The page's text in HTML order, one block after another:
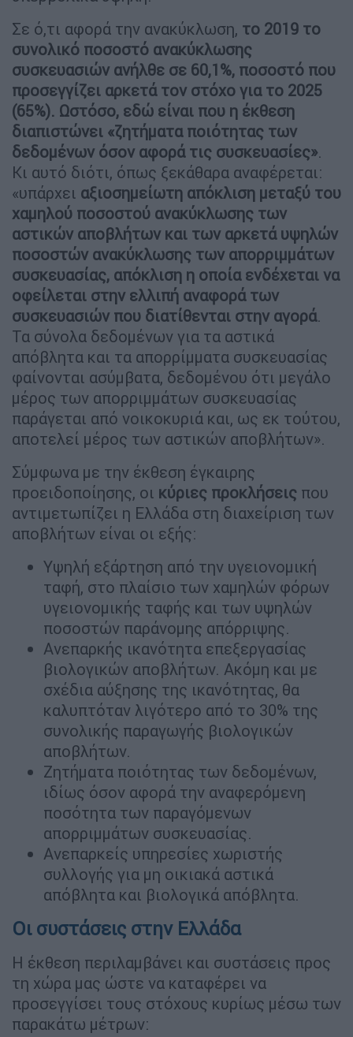
Σε ό,τι αφορά την ανακύκλωση, το 2019 το
συνολικό ποσοστό ανακύκλωσης
συσκευασιών ανήλθε σε 60,1%, ποσοστό που
προσεγγίζει αρκετά τον στόχο για το 2025
(65%). Ωστόσο, εδώ είναι που η έκθεση
διαπιστώνει «ζητήματα ποιότητας των
δεδομένων όσον αφορά τις συσκευασίες».
Κι αυτό διότι, όπως ξεκάθαρα αναφέρεται:
«υπάρχει αξιοσημείωτη απόκλιση μεταξύ του
χαμηλού ποσοστού ανακύκλωσης των
αστικών αποβλήτων και των αρκετά υψηλών
ποσοστών ανακύκλωσης των απορριμμάτων
συσκευασίας, απόκλιση η οποία ενδέχεται να
οφείλεται στην ελλιπή αναφορά των
συσκευασιών που διατίθενται στην αγορά.
Τα σύνολα δεδομένων για τα αστικά
απόβλητα και τα απορρίμματα συσκευασίας
φαίνονται ασύμβατα, δεδομένου ότι μεγάλο
μέρος των απορριμμάτων συσκευασίας
παράγεται από νοικοκυριά και, ως εκ τούτου,
αποτελεί μέρος των αστικών αποβλήτων».
Σύμφωνα με την έκθεση έγκαιρης
προειδοποίησης, οι κύριες προκλήσεις που
αντιμετωπίζει η Ελλάδα στη διαχείριση των
αποβλήτων είναι οι εξής:
Υψηλή εξάρτηση από την υγειονομική
ταφή, στο πλαίσιο των χαμηλών φόρων
υγειονομικής ταφής και των υψηλών
ποσοστών παράνομης απόρριψης.
Ανεπαρκής ικανότητα επεξεργασίας
βιολογικών αποβλήτων. Ακόμη και με
σχέδια αύξησης της ικανότητας, θα
καλυπτόταν λιγότερο από το 30% της
συνολικής παραγωγής βιολογικών
αποβλήτων.
Ζητήματα ποιότητας των δεδομένων,
ιδίως όσον αφορά την αναφερόμενη
ποσότητα των παραγόμενων
απορριμμάτων συσκευασίας.
Ανεπαρκείς υπηρεσίες χωριστής
συλλογής για μη οικιακά αστικά
απόβλητα και βιολογικά απόβλητα.
Οι συστάσεις στην Ελλάδα
Η έκθεση περιλαμβάνει και συστάσεις προς
τη χώρα μας ώστε να καταφέρει να
προσεγγίσει τους στόχους κυρίως μέσω των
παρακάτω μέτρων: